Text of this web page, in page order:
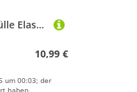
Mateju Kofferschutzhülle Elastisch Kofferhülle, 3D Cartoon Segel-Kollektion Cover Reisekoffer Hülle Trolley Case Schutzhülle Luggage Cover Kofferbezug 18-32 Zoll (See,XL)
10,99 €
um 00:03; der
haben.